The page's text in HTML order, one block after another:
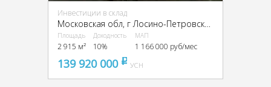
Инвестиции в склад
Московская обл, г Лосино-Петровский, деревня Осеево,
Площадь
2 915 м²
Доходность
10%
МАП
1 166 000 руб/мес
139 920 000 pуб
УСН